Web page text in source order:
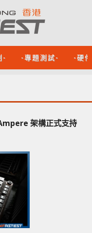
- -專題測試- -硬
架構正式支持